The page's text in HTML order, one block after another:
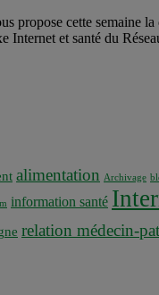
propose cette semaine
Internet et santé du
alimentation Archivage
information santé
relation médecin-